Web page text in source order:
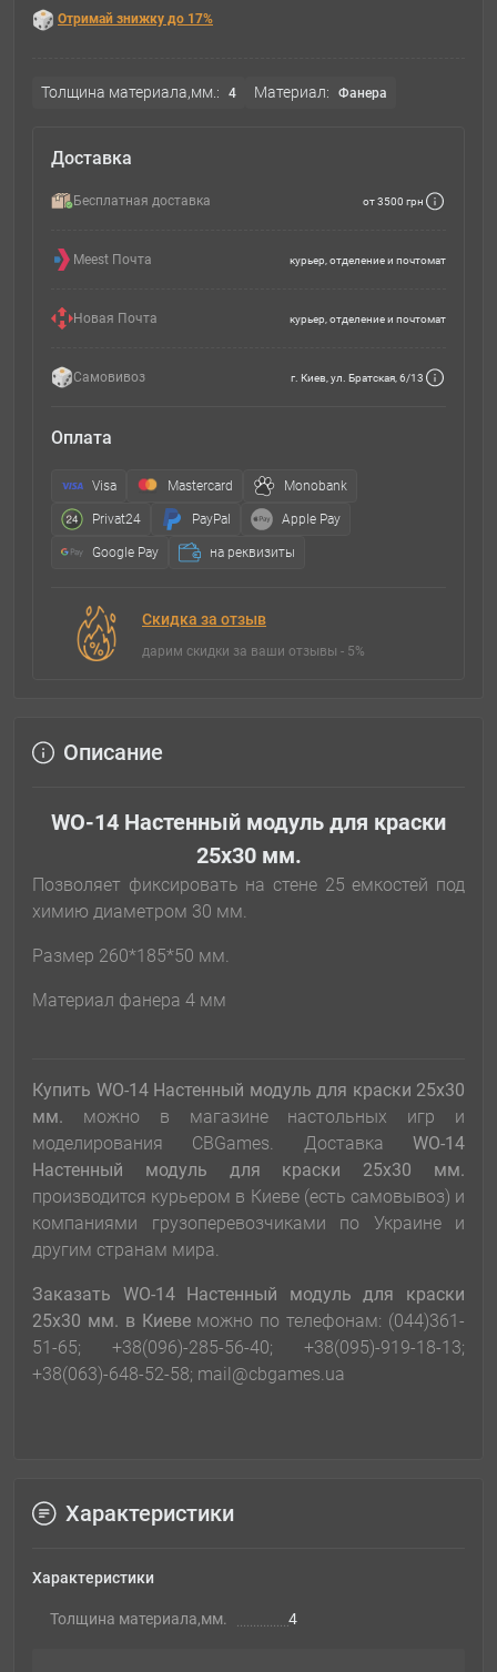
Отримай знижку до 17%
Толщина материала,мм.: 4 Материал: Фанера
Доставка
Бесплатная доставка от 3500 грн
Meest Почта курьер, отделение и почтомат
Новая Почта курьер, отделение и почтомат
Самовивоз г. Киев, ул. Братская, 6/13
Оплата
Visa Mastercard Monobank
Privat24 PayPal Apple Pay
Google Pay на реквизиты
Скидка за отзыв
дарим скидки за ваши отзывы - 5%
Описание
WO-14 Настенный модуль для краски
25х30 мм.
Позволяет фиксировать на стене 25 емкостей под
химию диаметром 30 мм.
Размер 260*185*50 мм.
Материал фанера 4 мм
Купить WO-14 Настенный модуль для краски 25х30
мм. можно в магазине настольных игр и
моделирования CBGames. Доставка WO-14
Настенный модуль для краски 25х30 мм.
производится курьером в Киеве (есть самовывоз) и
компаниями грузоперевозчиками по Украине и
другим странам мира.
Заказать WO-14 Настенный модуль для краски
25х30 мм. в Киевеможно по телефонам: (044)361-
51-65; +38(096)-285-56-40; +38(095)-919-18-13;
+38(063)-648-52-58; mail@cbgames.ua
Характеристики
Характеристики
Толщина материала,мм. 4